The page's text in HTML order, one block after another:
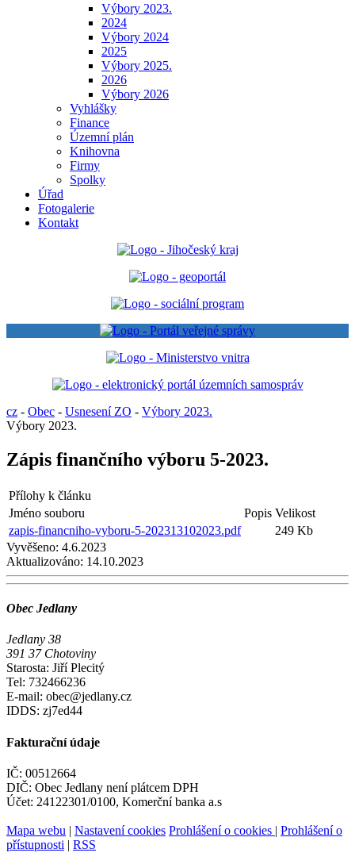
Výbory 2023.
2024
Výbory 2024
2025
Výbory 2025.
2026
Výbory 2026
Vyhlášky
Finance
Územní plán
Knihovna
Firmy
Spolky
Úřad
Fotogalerie
Kontakt
cz - Obec - Usnesení ZO - Výbory 2023.
Výbory 2023.
Zápis finančního výboru 5-2023.
Přílohy k článku
Jméno souboru
Popis Velikost
zapis-financniho-vyboru-5-202313102023.pdf
249 Kb
Vyvěšeno: 4.6.2023
Aktualizováno: 14.10.2023
Obec Jedlany
Jedlany 38
391 37 Chotoviny
Starosta: Jiří Plecitý
Tel: 732466236
E-mail: obec@jedlany.cz
IDDS: zj7ed44
Fakturační údaje
IČ: 00512664
DIČ: Obec Jedlany není plátcem DPH
Účet: 24122301/0100, Komerční banka a.s
Mapa webu | Nastavení cookies Prohlášení o cookies | Prohlášení o
přístupnosti | RSS